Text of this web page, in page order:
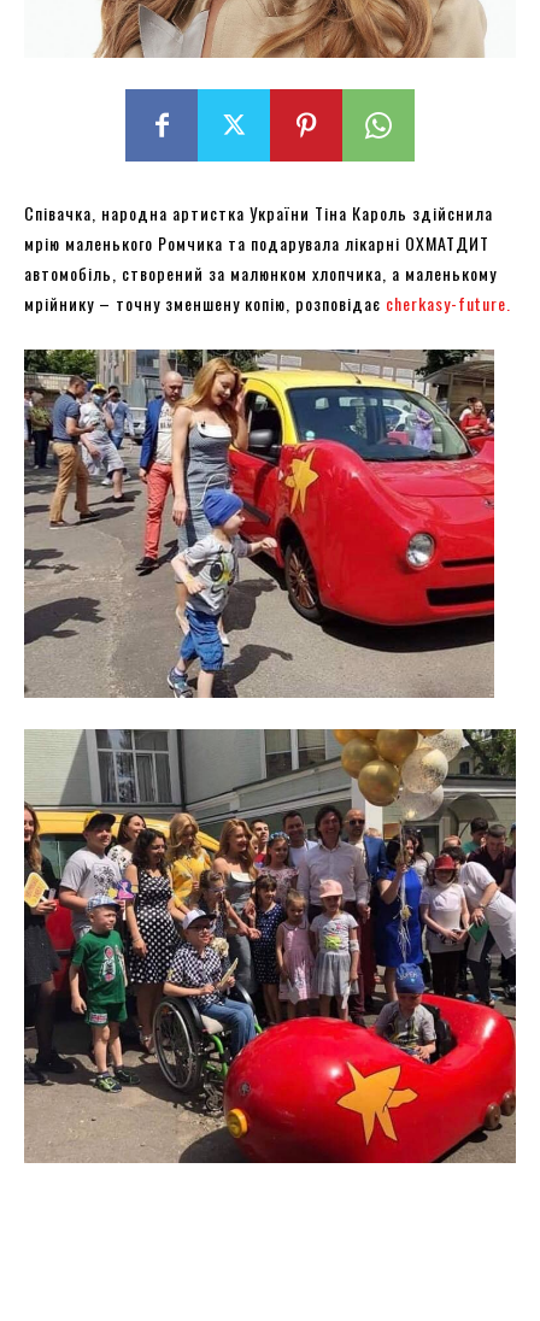
Співачка, народна артистка України Тіна Кароль здійснила
мрію маленького Ромчика та подарувала лікарні ОХМАТДИТ
автомобіль, створений за малюнком хлопчика, а маленькому
мрійнику – точну зменшену копію, розповідає сherkasy-future.